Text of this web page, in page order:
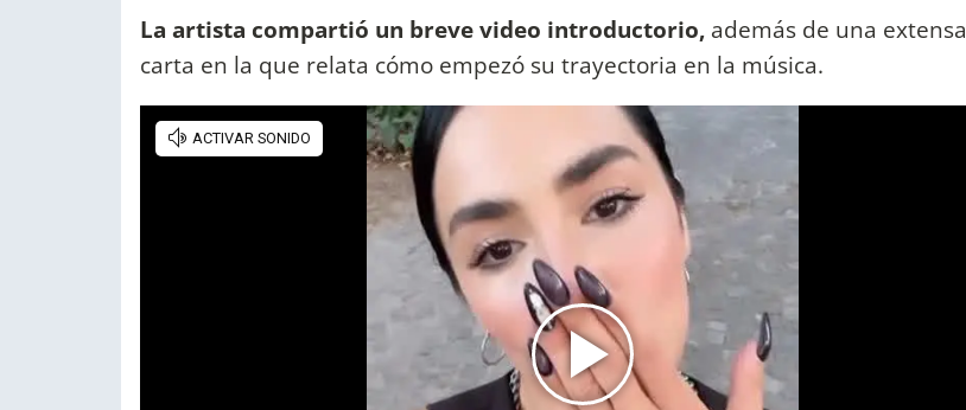
La artista compartió un breve video introductorio, además de una extensa
carta en la que relata cómo empezó su trayectoria en la música.